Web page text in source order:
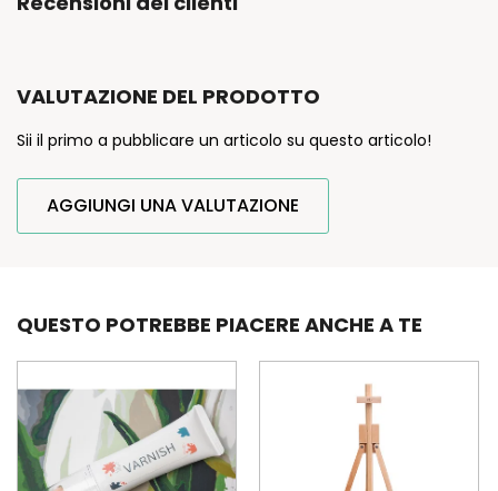
VALUTAZIONE DEL PRODOTTO
Sii il primo a pubblicare un articolo su questo articolo!
AGGIUNGI UNA VALUTAZIONE
QUESTO POTREBBE PIACERE ANCHE A TE